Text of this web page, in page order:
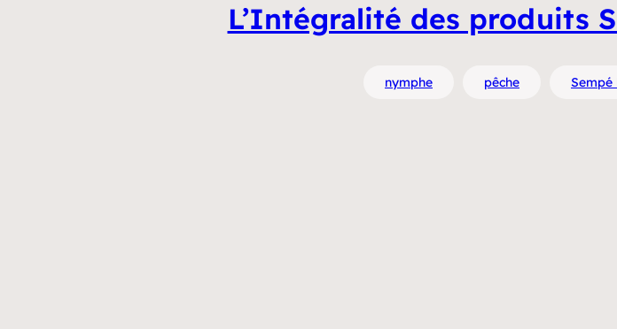
L’Intégralité des produits
nymphe pêche Sempé